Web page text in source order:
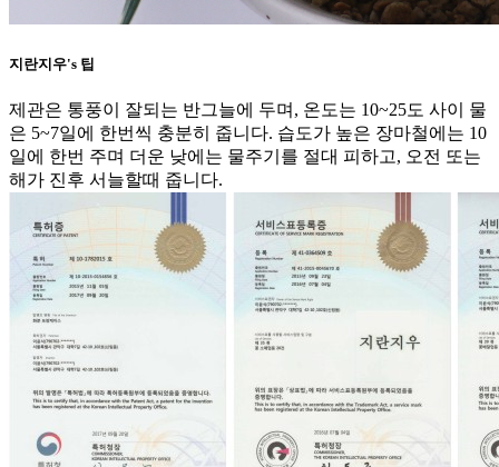
지란지우's 팁
제관은 통풍이 잘되는 반그늘에 두며, 온도는 10~25도 사이 물
은 5~7일에 한번씩 충분히 줍니다. 습도가 높은 장마철에는 10
일에 한번 주며 더운 낮에는 물주기를 절대 피하고, 오전 또는
해가 진후 서늘할때 줍니다.